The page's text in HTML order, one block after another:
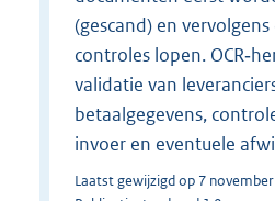
(gescand) en
controles lopen.
validatie van
betaalgegevens,
invoer en eventuele
Laatst gewijzigd op 7